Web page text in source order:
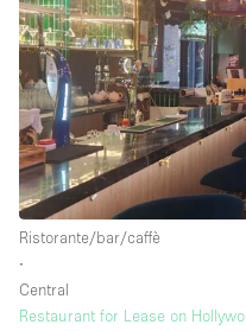
Ristorante/bar/caffè
∙
Central
Restaurant for Lease on